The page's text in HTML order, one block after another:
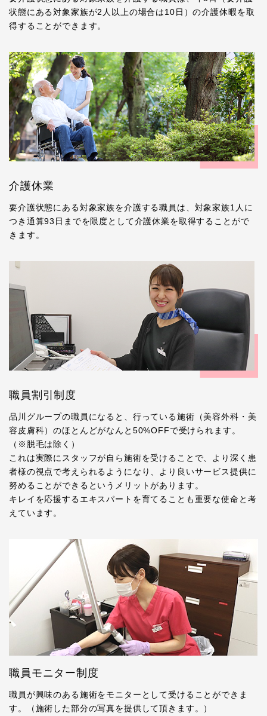
状態にある対象家族が2人以上の場合は10日）の介護休暇を取
得することができます。
介護休業
要介護状態にある対象家族を介護する職員は、対象家族1人に
つき通算93日までを限度として介護休業を取得することがで
きます。
職員割引制度
品川グループの職員になると、行っている施術（美容外科・美
容皮膚科）のほとんどがなんと50%OFFで受けられます。
（※脱毛は除く）
これは実際にスタッフが自ら施術を受けることで、より深く患
者様の視点で考えられるようになり、より良いサービス提供に
努めることができるというメリットがあります。
キレイを応援するエキスパートを育てることも重要な使命と考
えています。
職員モニター制度
職員が興味のある施術をモニターとして受けることができま
す。（施術した部分の写真を提供して頂きます。）